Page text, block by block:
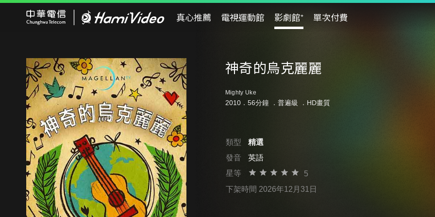
真心推薦 電視運動館 影劇館⁺ 單次付費
神奇的烏克麗麗
Mighty Uke
2010．56分鐘 ． 普遍級 ．HD畫質
類型
精選
發音
英語
星等
5
下架時間 2026年12月31日